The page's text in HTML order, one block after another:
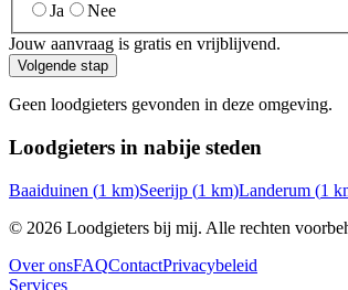
Ja
Nee
Jouw aanvraag is gratis en vrijblijvend.
Volgende stap
Geen loodgieters gevonden in deze omgeving.
Loodgieters in nabije steden
Baaiduinen (1 km)Seerijp (1 km)Landerum (1
© 2026 Loodgieters bij mij. Alle rechten
Over onsFAQContactPrivacybeleid
Services